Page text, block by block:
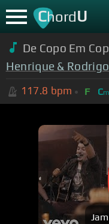
ChordU
De Copo Em
Henrique & Rodrigo
117.8 bpm F Cm